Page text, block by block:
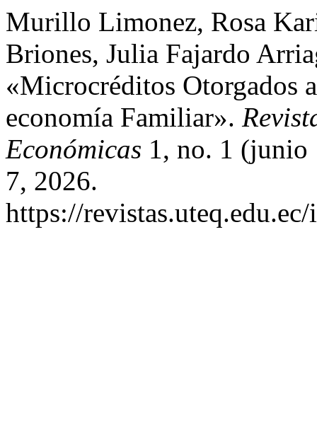
Murillo Limonez, Rosa
Briones, Julia Fajardo
«Microcréditos Otorgados
economía Familiar».
Económicas 1, no. 1 (junio
7, 2026.
https://